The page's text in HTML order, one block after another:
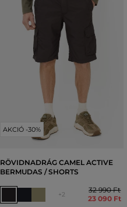
AKCIÓ -30%
RÖVIDNADRÁG CAMEL ACTIVE
BERMUDAS / SHORTS
+2
32 990 Ft
23 090 Ft